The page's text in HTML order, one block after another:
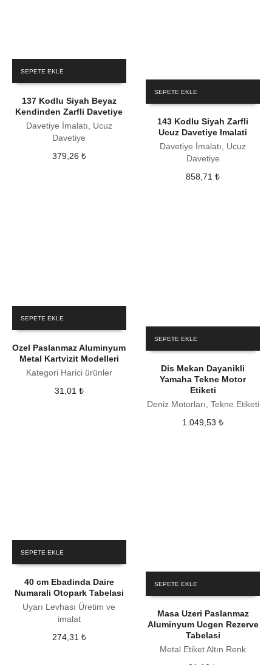
SEPETE EKLE
137 Kodlu Siyah Beyaz
Kendinden Zarfli Davetiye
Davetiye İmalatı, Ucuz
Davetiye
379,26 ₺
SEPETE EKLE
143 Kodlu Siyah Zarfli
Ucuz Davetiye Imalati
Davetiye İmalatı, Ucuz
Davetiye
858,71₺
SEPETE EKLE
Ozel Paslanmaz Aluminyum
Metal Kartvizit Modelleri
Kategori Harici ürünler
31,01 ₺
SEPETE EKLE
Dis Mekan Dayanikli
Yamaha Tekne Motor
Etiketi
Deniz Motorları, Tekne Etiketi
1.049,53₺
SEPETE EKLE
40 cm Ebadinda Daire
Numarali Otopark Tabelasi
Uyarı Levhası Üretim ve
imalat
274,31 ₺
SEPETE EKLE
Masa Uzeri Paslanmaz
Aluminyum Ucgen Rezerve
Tabelasi
Metal Etiket Altın Renk